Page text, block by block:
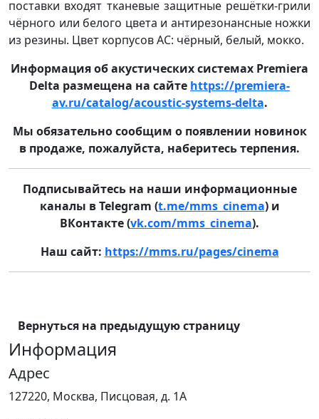
поставки входят тканевые защитные решётки-грили
чёрного или белого цвета и антирезонансные ножки
из резины. Цвет корпусов АС: чёрный, белый, мокко.
Информация об акустических системах Premiera
Delta размещена на сайте https://premiera-
av.ru/catalog/acoustic-systems-delta.
Мы обязательно сообщим о появлении новинок
в продаже, пожалуйста, наберитесь терпения.
Подписывайтесь на наши информационные
каналы в Telegram (t.me/mms_cinema) и
ВКонтакте (vk.com/mms_cinema).
Наш сайт: https://mms.ru/pages/cinema
Вернуться на предыдущую страницу
Информация
Адрес
127220, Москва, Писцовая, д. 1А